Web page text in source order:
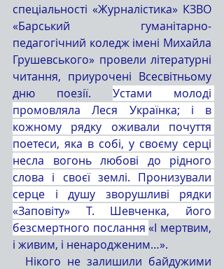
спеціальності «Журналістика» КЗВО
«Барський гуманітарно-
педагогічний коледж імені Михайла
Грушевського» провели літературні
читання, приурочені Всесвітньому
дню поезії. Устами молоді
промовляла Леся Українка; і в
кожному рядку оживали почуття
поетеси, яка в собі, у своєму серці
несла вогонь любові до рідного
слова і своєї землі. Пронизували
серце і душу зворушливі рядки
«Заповіту» Т. Шевченка, його
безсмертного послання «І мертвим,
і живим, і ненародженим…».